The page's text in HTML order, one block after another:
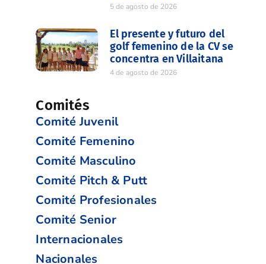
5 de agosto de 2026
El presente y futuro del
golf femenino de la CV se
concentra en Villaitana
4 de agosto de 2026
Comités
Comité Juvenil
Comité Femenino
Comité Masculino
Comité Pitch & Putt
Comité Profesionales
Comité Senior
Internacionales
Nacionales